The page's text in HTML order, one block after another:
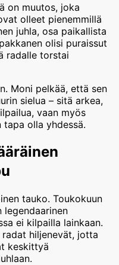
on muutos, joka
olleet pienemmillä
juhla, osa paikallista
olisi puraissut
radalle torstai
Moni pelkää, että sen
sielua – sitä arkea,
vaan myös
tapa olla yhdessä.
tauko. Toukokuun
legendaarinen
ei kilpailla lainkaan.
hiljenevät, jotta
keskittyä